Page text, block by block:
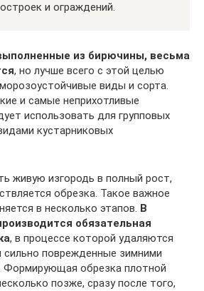
и ограждений.
из бирючины, весьма
, но лучше всего с этой целью
виды и сорта.
и самые неприхотливые
использовать для групповых
кустарниковых
живую изгородь в полный рост,
обрезка. Такое важное
в несколько этапов. В
обязательная
, в процессе которой удаляются
сильно поврежденные зимними
Формирующая обрезка плотной
позже, сразу после того,